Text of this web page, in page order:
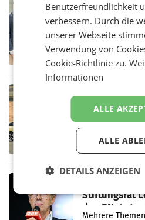
Alles bereit
Albrecht setzt
WIENER
Vorarlberger
kartellrechtlich
verdoppelt
überschreitet
– Im Juli 2026
wichtigen
101.267
verdoppelte (+102
Stiftungsrat
den SN
Mehrere
Benutzerfreundlichkeit
verbessern. Durch die
unserer Webseite
Verwendung von
Cookie-Richtlinie zu.
Informationen
ALLE
ALLE
DETAILS ANZEIGEN